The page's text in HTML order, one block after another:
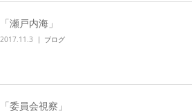
「瀬戸内海」
2017.11.3 ブログ
「委員会視察」